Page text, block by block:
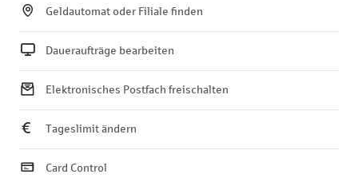
Geldautomat oder Filiale finden
Daueraufträge bearbeiten
Elektronisches Postfach freischalten
Tageslimit ändern
Card Control